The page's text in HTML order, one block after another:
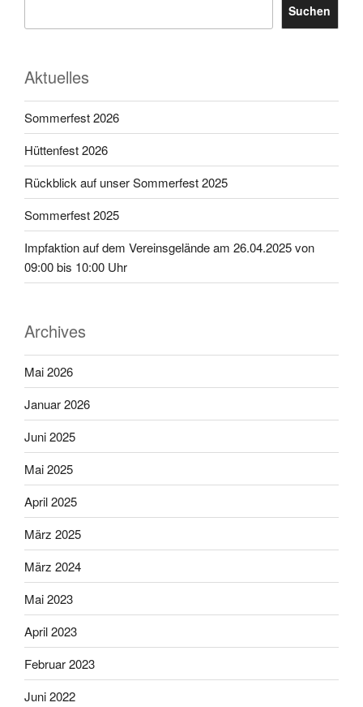
Suchen
Aktuelles
Sommerfest 2026
Hüttenfest 2026
Rückblick auf unser Sommerfest 2025
Sommerfest 2025
Impfaktion auf dem Vereinsgelände am 26.04.2025 von
09:00 bis 10:00 Uhr
Archives
Mai 2026
Januar 2026
Juni 2025
Mai 2025
April 2025
März 2025
März 2024
Mai 2023
April 2023
Februar 2023
Juni 2022